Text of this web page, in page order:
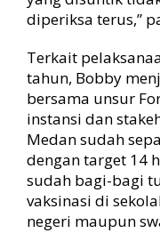
diperiksa terus,”
Terkait
tahun, Bobby
bersama unsur
instansi dan
Medan sudah
dengan target 14
sudah bagi-bagi
vaksinasi di
negeri maupun